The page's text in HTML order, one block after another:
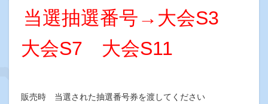
当選抽選番号→大会S3
大会S7 大会S11
販売時 当選された抽選番号券を渡してください